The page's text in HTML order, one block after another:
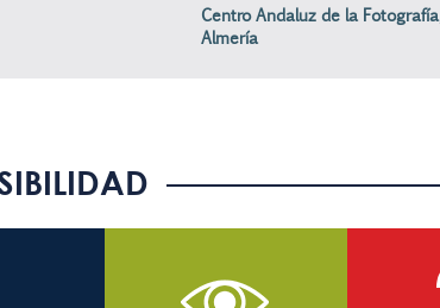
Centro Andaluz de la Fotografía,
Almería